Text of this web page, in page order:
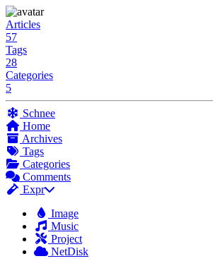
Articles
57
Tags
28
Categories
5
Schnee
Home
Archives
Tags
Categories
Comments
Expr
Image
Music
Project
NetDisk